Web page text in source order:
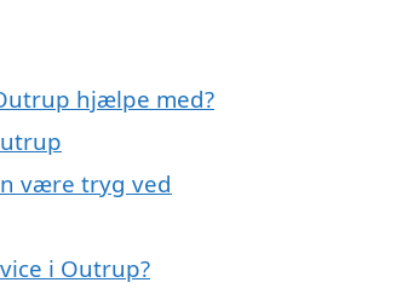
hjælpe med?
være tryg ved
i Outrup?